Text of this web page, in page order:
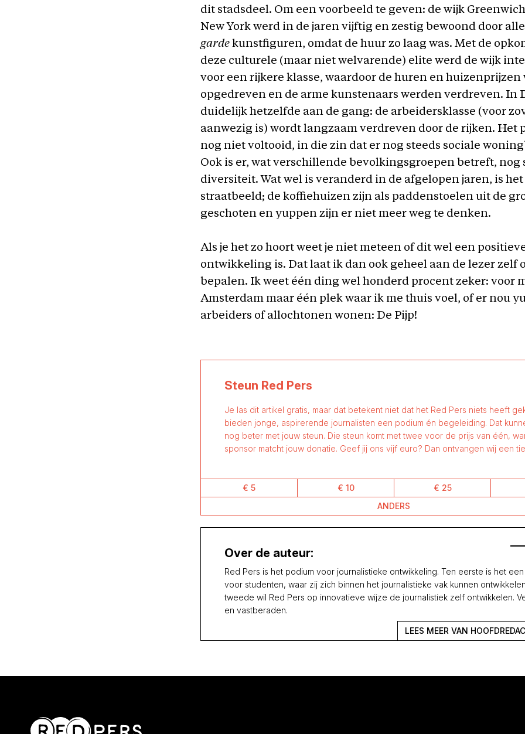
dit stadsdeel. Om een voorbeeld te geven: de wijk
New York werd in de jaren vijftig en zestig bewoond door
garde kunstfiguren, omdat de huur zo laag was. Met de
deze culturele (maar niet welvarende) elite werd de wijk
voor een rijkere klasse, waardoor de huren en huizenprijzen
opgedreven en de arme kunstenaars werden verdreven. In
duidelijk hetzelfde aan de gang: de arbeidersklasse (voor
aanwezig is) wordt langzaam verdreven door de rijken. Het
nog niet voltooid, in die zin dat er nog steeds sociale
Ook is er, wat verschillende bevolkingsgroepen betreft, nog
diversiteit. Wat wel is veranderd in de afgelopen jaren, is het
straatbeeld; de koffiehuizen zijn als paddenstoelen uit de
geschoten en yuppen zijn er niet meer weg te denken.
Als je het zo hoort weet je niet meteen of dit wel een
ontwikkeling is. Dat laat ik dan ook geheel aan de lezer zelf
bepalen. Ik weet één ding wel honderd procent zeker: voor
Amsterdam maar één plek waar ik me thuis voel, of er nou
arbeiders of allochtonen wonen: De Pijp!
Steun Red Pers
Je las dit artikel gratis, maar dat betekent niet dat het Red Pers niets heeft
bieden jonge, aspirerende journalisten een podium én begeleiding. Dat
nog beter met jouw steun. Die steun komt met twee voor de prijs van één,
sponsor matcht jouw donatie. Geef jij ons vijf euro? Dan ontvangen wij een
€ 5 € 10 € 25
ANDERS
Over de auteur:
Red Pers is het podium voor journalistieke ontwikkeling. Ten eerste is het
voor studenten, waar zij zich binnen het journalistieke vak kunnen
tweede wil Red Pers op innovatieve wijze de journalistiek zelf ontwikkelen.
en vastberaden.
LEES MEER VAN